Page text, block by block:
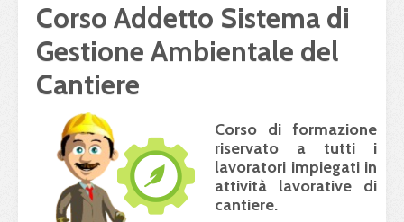
Corso Addetto Sistema di
Gestione Ambientale del
Cantiere
Corso di formazione
riservato a tutti i
lavoratori impiegati in
attività lavorative di
cantiere.